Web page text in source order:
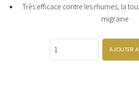
Très efficace contre les rhumes, la
migraine
AJOUTER